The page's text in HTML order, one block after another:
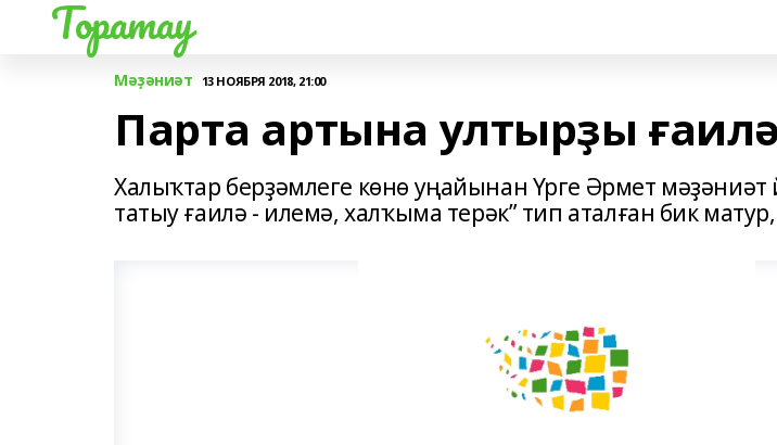
Торатау
Мәҙәниәт 13 НОЯБРЯ 2018, 21:00
Парта артына ултырҙы
Халыҡтар берҙәмлеге көнө уңайынан Үрге Әрмет мәҙәниәт
татыу ғаилә - илемә, халҡыма терәк” тип аталған бик